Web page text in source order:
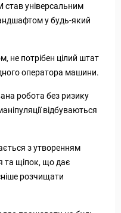
став універсальним
у будь-який
не потрібен цілий штат
оператора машини.
робота без ризику
відбуваються
з утворенням
та щіпок, що дає
розчищати